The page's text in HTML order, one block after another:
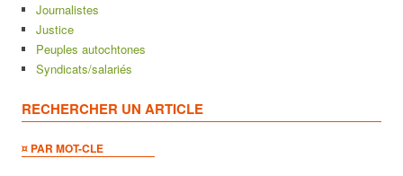
Journalistes
Justice
Peuples autochtones
Syndicats/salariés
RECHERCHER UN ARTICLE
¤ PAR MOT-CLE